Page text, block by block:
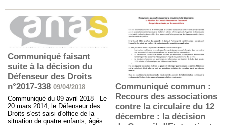
Communiqué faisant
suite à la décision du
Défenseur des Droits
n°2017-338 09/04/2018
Communiqué du 09 avril 2018 Le
20 mars 2014, le Défenseur des
Droits s'est saisi d'office de la
situation de quatre enfants, âgés
Communiqué commun :
Recours des associations
contre la circulaire du 12
décembre : la décision